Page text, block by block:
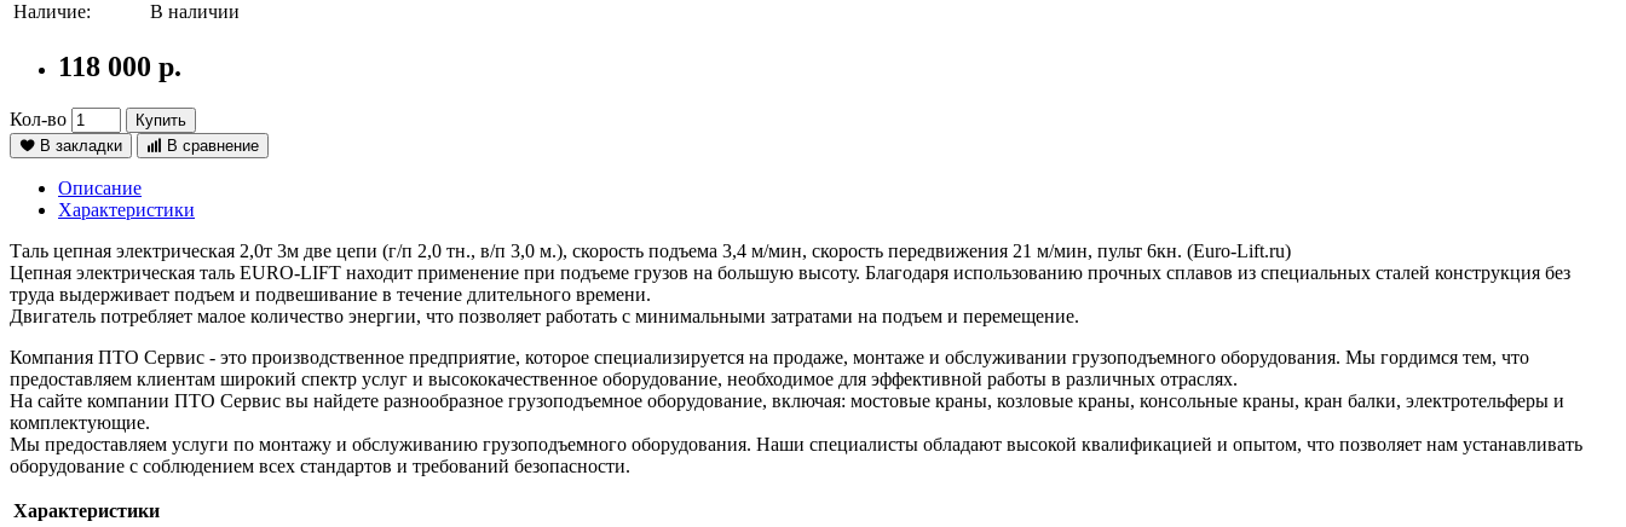
Наличие:
В наличии
118 000 р.
Кол-во
Купить
В закладки
В сравнение
Описание
Характеристики
Таль цепная электрическая 2,0т 3м две цепи (г/п 2,0 тн., в/п 3,0 м.), скорость подъема 3,4 м/мин, скорость передвижения 21 м/мин, пульт 6кн. (Euro-Lift.ru)
Цепная электрическая таль EURO-LIFT находит применение при подъеме грузов на большую высоту. Благодаря использованию прочных сплавов из специальных сталей конструкция без
труда выдерживает подъем и подвешивание в течение длительного времени.
Двигатель потребляет малое количество энергии, что позволяет работать с минимальными затратами на подъем и перемещение.
Компания ПТО Сервис - это производственное предприятие, которое специализируется на продаже, монтаже и обслуживании грузоподъемного оборудования. Мы гордимся тем, что
предоставляем клиентам широкий спектр услуг и высококачественное оборудование, необходимое для эффективной работы в различных отраслях.
На сайте компании ПТО Сервис вы найдете разнообразное грузоподъемное оборудование, включая: мостовые краны, козловые краны, консольные краны, кран балки, электротельферы и
комплектующие.
Мы предоставляем услуги по монтажу и обслуживанию грузоподъемного оборудования. Наши специалисты обладают высокой квалификацией и опытом, что позволяет нам устанавливать
оборудование с соблюдением всех стандартов и требований безопасности.
Характеристики